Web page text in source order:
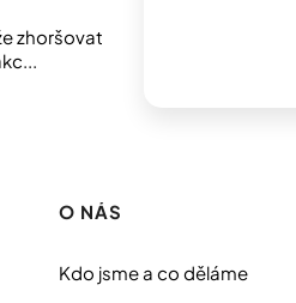
zhoršovat
O NÁS
Kdo jsme a co děláme